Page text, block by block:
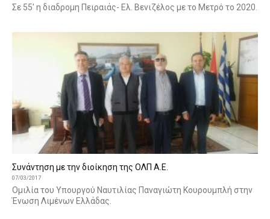
Σε 55' η διαδρομη Πειραιάς- Ελ. Βενιζέλος με το Μετρό το 2020.
Συνάντηση με την διοίκηση της ΟΛΠ Α.Ε.
07/03/2017
Ομιλία του Υπουργού Ναυτιλίας Παναγιώτη Κουρουμπλή στην
Ένωση Λιμένων Ελλάδας.